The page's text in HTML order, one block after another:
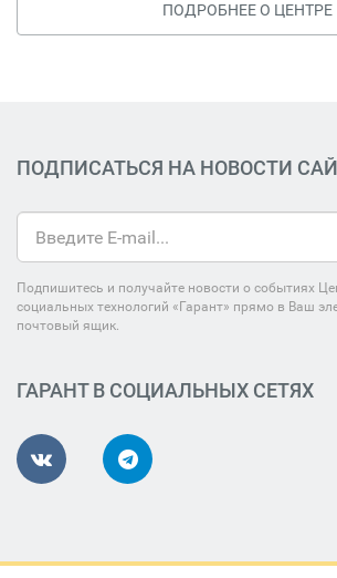
ПОДРОБНЕЕ О ЦЕНТРЕ
ПОДПИСАТЬСЯ НА НОВОСТИ
Подпишитесь и получайте новости о событиях
социальных технологий «Гарант» прямо в Ваш
почтовый ящик.
ГАРАНТ В СОЦИАЛЬНЫХ СЕТЯХ